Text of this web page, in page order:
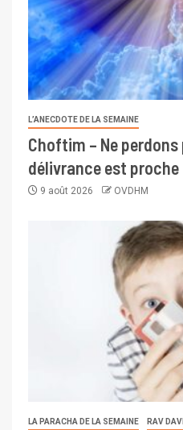
L’ANECDOTE DE LA SEMAINE
Choftim – Ne
délivrance est proche
9 août 2026 OVDHM
LA PARACHA DE LA SEMAINE RAV